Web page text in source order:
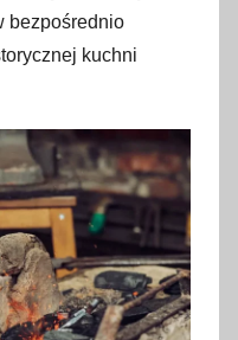
bezpośrednio
kuchni